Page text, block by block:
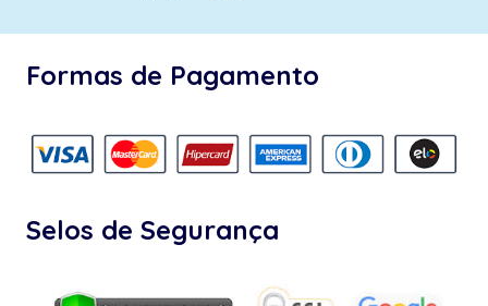
Formas de Pagamento
Selos de Segurança